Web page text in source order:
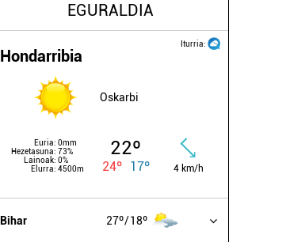
EGURALDIA
Iturria:
Hondarribia
Oskarbi
Euria: 0mm
Hezetasuna: 73%
Lainoak: 0%
Elurra: 4500m
22º
24º 17º 4 km/h
Bihar 27º 18º